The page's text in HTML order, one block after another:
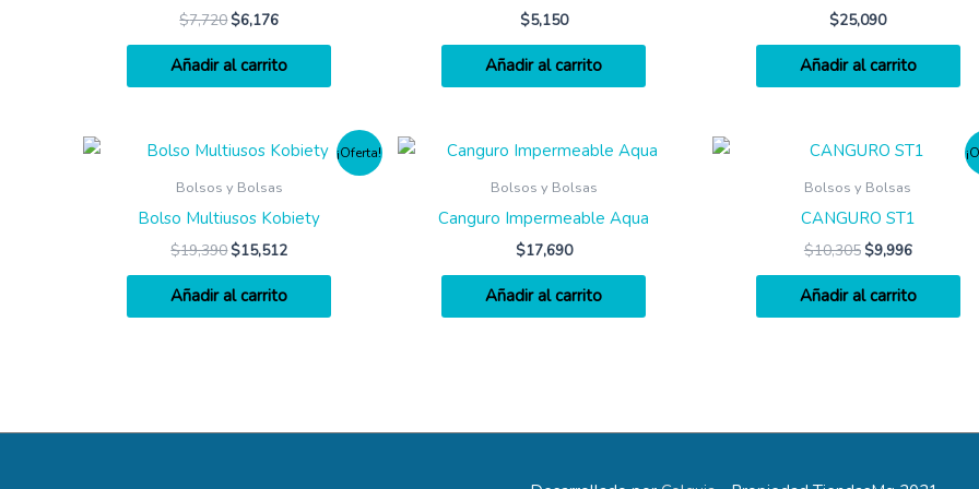
$7,720$6,176
Añadir al carrito
$5,150
Añadir al carrito
$25,090
Añadir al carrito
¡Oferta!
Bolsos y Bolsas
Bolso Multiusos Kobiety
$19,390$15,512
Añadir al carrito
Bolsos y Bolsas
Canguro Impermeable Aqua
$17,690
Añadir al carrito
Bolsos y Bolsas
CANGURO ST1
$10,305 $9,996
Añadir al carrito